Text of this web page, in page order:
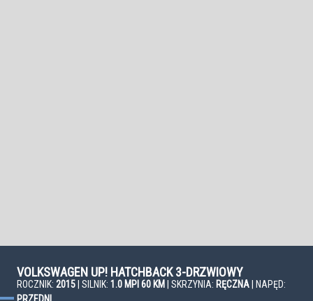
VOLKSWAGEN UP! HATCHBACK 3-DRZWIOWY
ROCZNIK: 2015 | SILNIK: 1.0 MPI 60 KM | SKRZYNIA: RĘCZNA | NAPĘD: